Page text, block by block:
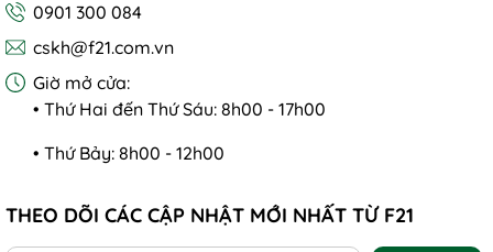
0901 300 084
cskh@f21.com.vn
Giờ mở cửa:
• Thứ Hai đến Thứ Sáu: 8h00 - 17h00
• Thứ Bảy: 8h00 - 12h00
THEO DÕI CÁC CẬP NHẬT MỚI NHẤT TỪ F21